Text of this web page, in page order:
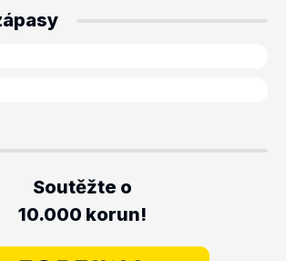
Soutěžte o
10.000 korun!